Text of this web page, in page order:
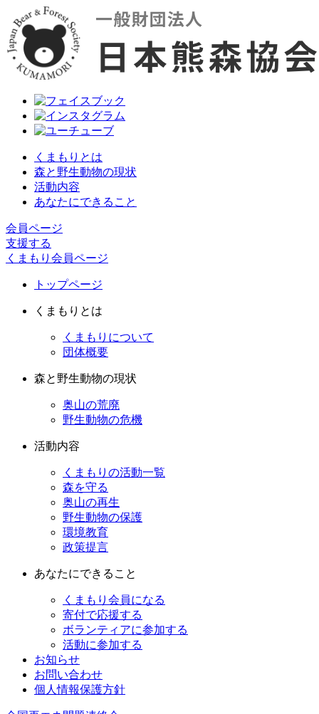
くまもりとは
森と野生動物の現状
活動内容
あなたにできること
会員ページ
支援する
くまもり会員ページ
トップページ
くまもりとは
くまもりについて
団体概要
森と野生動物の現状
奥山の荒廃
野生動物の危機
活動内容
くまもりの活動一覧
森を守る
奥山の再生
野生動物の保護
環境教育
政策提言
あなたにできること
くまもり会員になる
寄付で応援する
ボランティアに参加する
活動に参加する
お知らせ
お問い合わせ
個人情報保護方針